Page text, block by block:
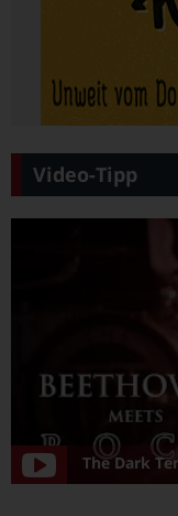
Video-Tipp
The Dark